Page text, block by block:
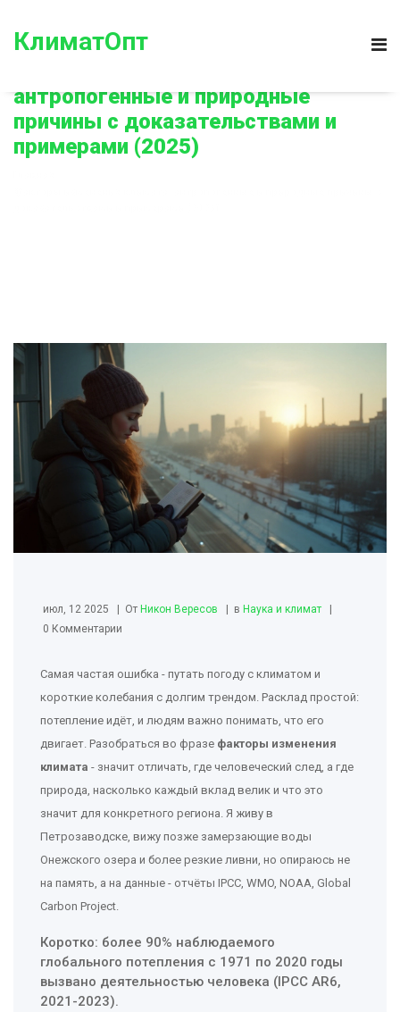
КлиматОпт
антропогенные и природные
причины с доказательствами и
примерами (2025)
июл, 12 2025 От Никон Вересов в Наука и климат
0 Комментарии
Самая частая ошибка - путать погоду с климатом и
короткие колебания с долгим трендом. Расклад простой:
потепление идёт, и людям важно понимать, что его
двигает. Разобраться во фразе факторы изменения
климата - значит отличать, где человеческий след, а где
природа, насколько каждый вклад велик и что это
значит для конкретного региона. Я живу в
Петрозаводске, вижу позже замерзающие воды
Онежского озера и более резкие ливни, но опираюсь не
на память, а на данные - отчёты IPCC, WMO, NOAA, Global
Carbon Project.
Коротко: более 90% наблюдаемого
глобального потепления с 1971 по 2020 годы
вызвано деятельностью человека (IPCC AR6,
2021-2023).